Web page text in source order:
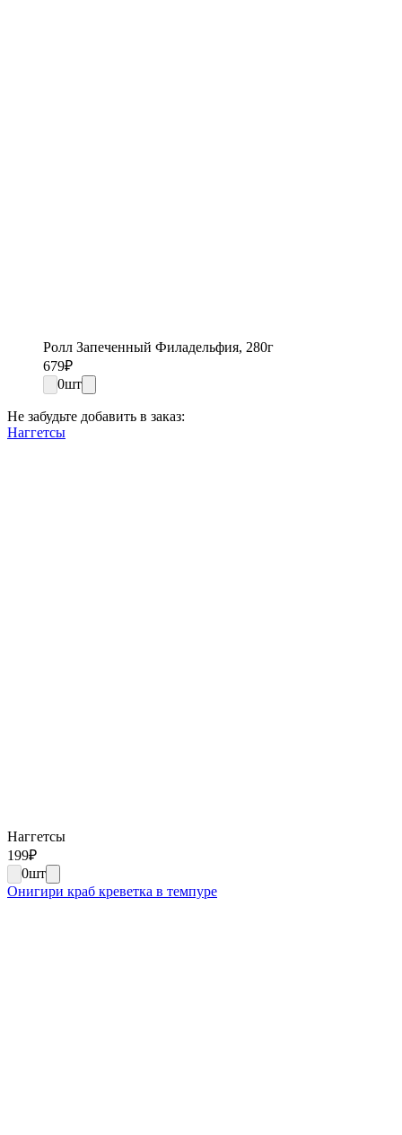
Ролл Запеченный Филадельфия, 280г
679₽
0шт
Не забудьте добавить в заказ:
Наггетсы
Наггетсы
199₽
0шт
Онигири краб креветка в темпуре